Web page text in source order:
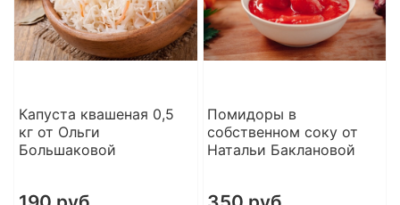
Капуста квашеная 0,5
кг от Ольги
Большаковой
Помидоры в
собственном соку от
Натальи Баклановой